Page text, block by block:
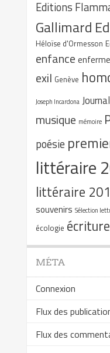
Editions
Gallimard
Héloïse d'Ormesson
enfance
exil Genève
Joseph Incardona
musique mémoire
poésie
littéraire
littéraire
souvenirs Sélection
écologie écriture
MÉTA
Connexion
Flux des
Flux des